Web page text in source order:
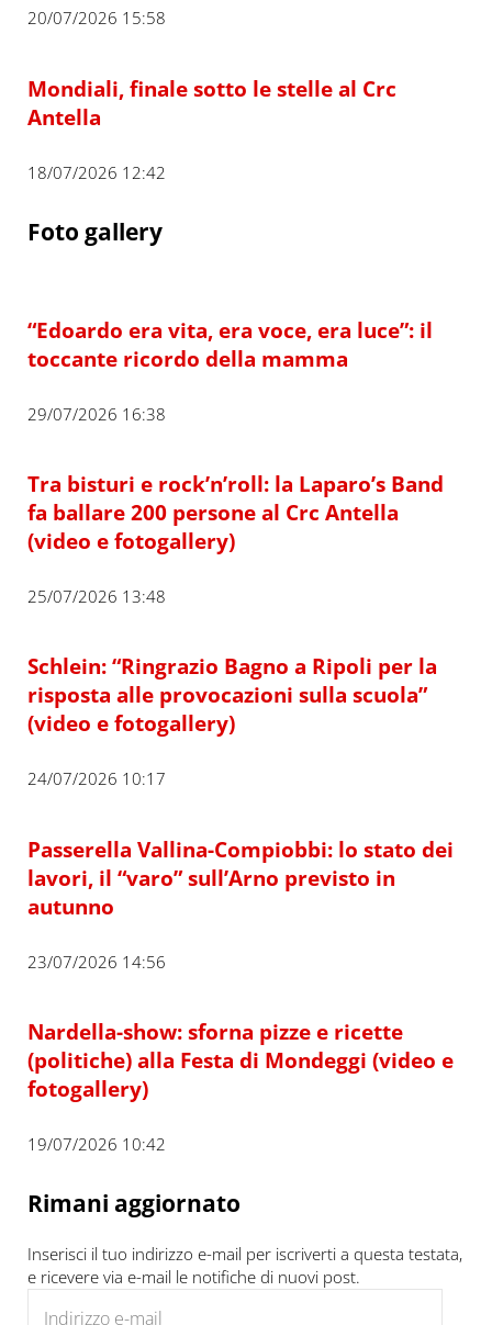
20/07/2026 15:58
Mondiali, finale sotto le stelle al Crc
Antella
18/07/2026 12:42
Foto gallery
“Edoardo era vita, era voce, era luce”: il
toccante ricordo della mamma
29/07/2026 16:38
Tra bisturi e rock’n’roll: la Laparo’s Band
fa ballare 200 persone al Crc Antella
(video e fotogallery)
25/07/2026 13:48
Schlein: “Ringrazio Bagno a Ripoli per la
risposta alle provocazioni sulla scuola”
(video e fotogallery)
24/07/2026 10:17
Passerella Vallina-Compiobbi: lo stato dei
lavori, il “varo” sull’Arno previsto in
autunno
23/07/2026 14:56
Nardella-show: sforna pizze e ricette
(politiche) alla Festa di Mondeggi (video e
fotogallery)
19/07/2026 10:42
Rimani aggiornato
Inserisci il tuo indirizzo e-mail per iscriverti a questa testata,
e ricevere via e-mail le notifiche di nuovi post.